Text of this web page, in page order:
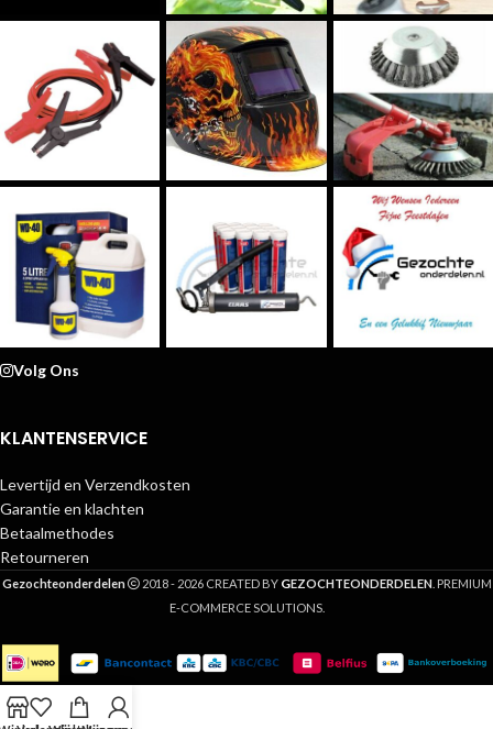
Volg Ons
KLANTENSERVICE
Levertijd en Verzendkosten
Garantie en klachten
Betaalmethodes
Retourneren
Gezochteonderdelen 2018 - 2026 CREATED BY GEZOCHTEONDERDELEN. PREMIUM
E-COMMERCE SOLUTIONS.